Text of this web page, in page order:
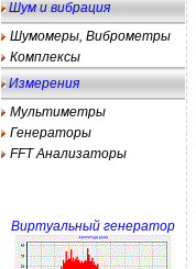
Шум и вибрация
Шумомеры, Виброметры
Комплексы
Измерения
Мультиметры
Генераторы
FFT Анализаторы
Виртуальный генератор